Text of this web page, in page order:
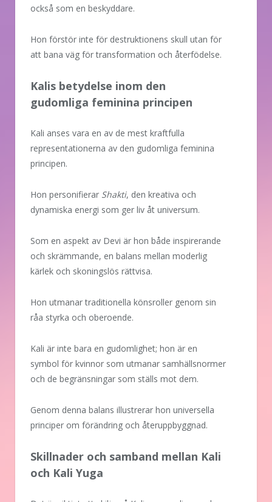
också som en beskyddare.
Hon förstör inte för destruktionens skull utan för
att bana väg för transformation och återfödelse.
Kalis betydelse inom den
gudomliga feminina principen
Kali anses vara en av de mest kraftfulla
representationerna av den gudomliga feminina
principen.
Hon personifierar Shakti, den kreativa och
dynamiska energi som ger liv åt universum.
Som en aspekt av Devi är hon både inspirerande
och skrämmande, en balans mellan moderlig
kärlek och skoningslös rättvisa.
Hon utmanar traditionella könsroller genom sin
råa styrka och oberoende.
Kali är inte bara en gudomlighet; hon är en
symbol för kvinnor som utmanar samhällsnormer
och de begränsningar som ställs mot dem.
Genom denna balans illustrerar hon universella
principer om förändring och återuppbyggnad.
Skillnader och samband mellan Kali
och Kali Yuga